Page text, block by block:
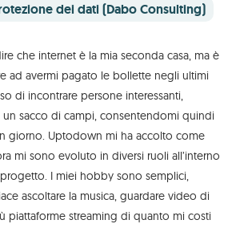
dei dati (Dabo Consulting)
che internet è la mia seconda casa, ma è
ad avermi pagato le bollette negli ultimi
di incontrare persone interessanti,
sacco di campi, consentendomi quindi
giorno. Uptodown mi ha accolto come
mi sono evoluto in diversi ruoli all’interno
I miei hobby sono semplici,
ascoltare la musica, guardare video di
piattaforme streaming di quanto mi costi